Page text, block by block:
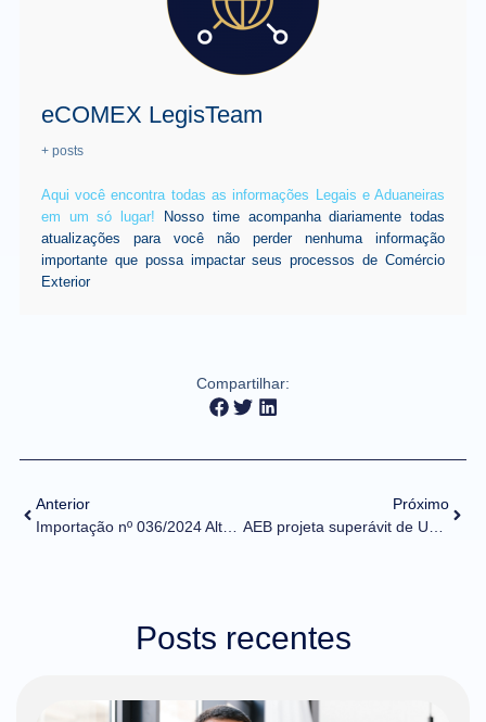
eCOMEX LegisTeam
+ posts
Aqui você encontra todas as informações Legais e Aduaneiras
em um só lugar! Nosso time acompanha diariamente todas
atualizações para você não perder nenhuma informação
importante que possa impactar seus processos de Comércio
Exterior
Compartilhar:
Anterior
Importação nº 036/2024 Alteração de tratamento administrativo – Anvisa
Próximo
Posts recentes